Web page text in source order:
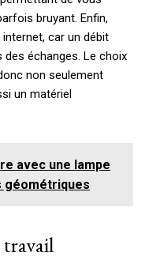
bruyant. Enfin,
internet, car un débit
échanges. Le choix
non seulement
un matériel
avec une lampe
géométriques
travail